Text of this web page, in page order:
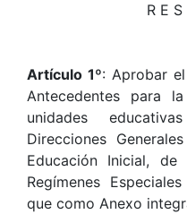
R E
Artículo 1º: Aprobar
Antecedentes para
unidades
Direcciones
Educación Inicial, de
Regímenes
que como Anexo